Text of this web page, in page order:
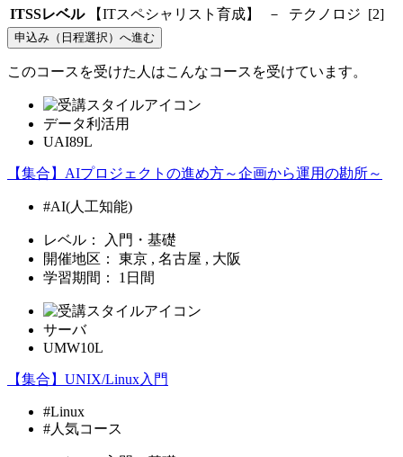
ITSSレベル
【ITスペシャリスト育成】 － テクノロジ [2]
申込み（日程選択）へ進む
このコースを受けた人はこんなコースを受けています。
データ利活用
UAI89L
【集合】AIプロジェクトの進め方～企画から運用の勘所～
#AI(人工知能)
レベル：
入門・基礎
開催地区：
東京 , 名古屋 , 大阪
学習期間：
1日間
サーバ
UMW10L
【集合】UNIX/Linux入門
#Linux
#人気コース